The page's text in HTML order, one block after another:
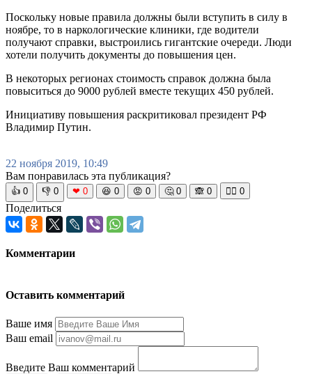
Поскольку новые правила должны были вступить в силу в
ноябре, то в наркологические клиники, где водители
получают справки, выстроились гигантские очереди. Люди
хотели получить документы до повышения цен.
В некоторых регионах стоимость справок должна была
повыситься до 9000 рублей вместе текущих 450 рублей.
Инициативу повышения раскритиковал президент РФ
Владимир Путин.
22 ноября 2019, 10:49
Вам понравилась эта публикация?
👍 0 👎 0 ❤ 0 😆 0 😡 0 🤔 0 🙈 0 🧘‍♀️ 0
Поделиться
Комментарии
Оставить комментарий
Ваше имя
Ваш email
Введите Ваш комментарий